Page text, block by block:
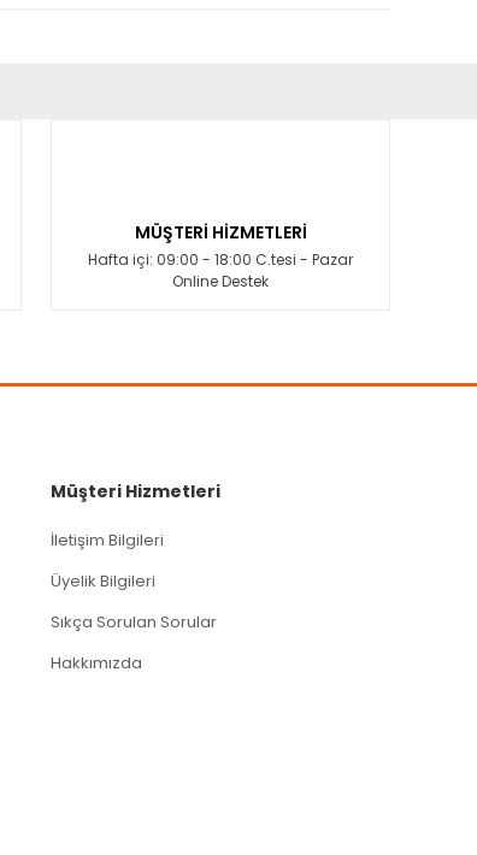
MÜŞTERİ HİZMETLERİ
Hafta içi: 09:00 - 18:00 C.tesi - Pazar
Online Destek
Müşteri Hizmetleri
İletişim Bilgileri
Üyelik Bilgileri
Sıkça Sorulan Sorular
Hakkımızda